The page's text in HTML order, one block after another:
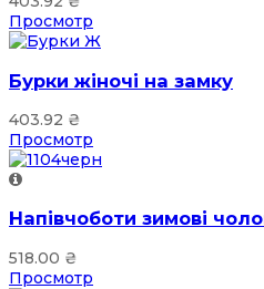
Просмотр
Бурки жіночі на замку
403.92 ₴
Просмотр
Напівчоботи зимові
518.00 ₴
Просмотр